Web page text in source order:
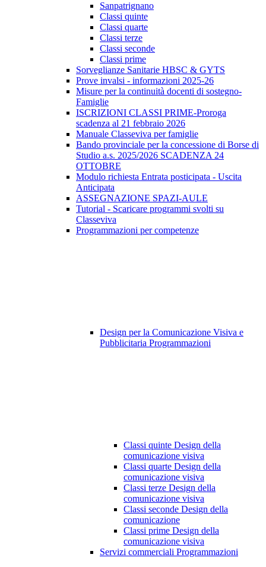
Sanpatrignano
Classi quinte
Classi quarte
Classi terze
Classi seconde
Classi prime
Sorveglianze Sanitarie HBSC & GYTS
Prove invalsi - informazioni 2025-26
Misure per la continuità docenti di sostegno-
Famiglie
ISCRIZIONI CLASSI PRIME-Proroga
scadenza al 21 febbraio 2026
Manuale Classeviva per famiglie
Bando provinciale per la concessione di Borse di
Studio a.s. 2025/2026 SCADENZA 24
OTTOBRE
Modulo richiesta Entrata posticipata - Uscita
Anticipata
ASSEGNAZIONE SPAZI-AULE
Tutorial - Scaricare programmi svolti su
Classeviva
Programmazioni per competenze
Design per la Comunicazione Visiva e
Pubblicitaria Programmazioni
Classi quinte Design della
comunicazione visiva
Classi quarte Design della
comunicazione visiva
Classi terze Design della
comunicazione visiva
Classi seconde Design della
comunicazione
Classi prime Design della
comunicazione visiva
Servizi commerciali Programmazioni